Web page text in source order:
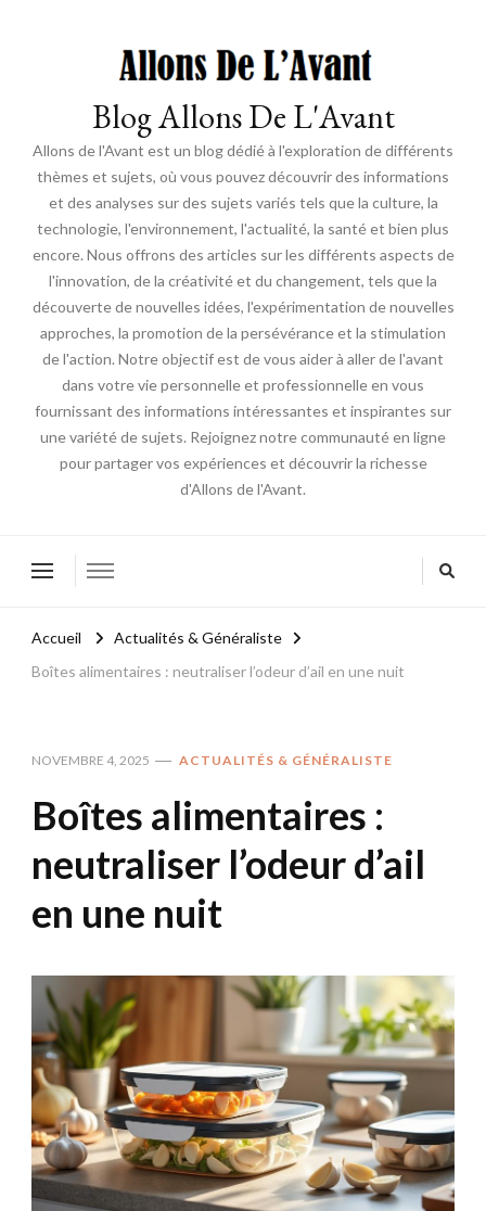
Blog Allons De L'Avant
Allons de l'Avant est un blog dédié à l'exploration de différents
thèmes et sujets, où vous pouvez découvrir des informations
et des analyses sur des sujets variés tels que la culture, la
technologie, l'environnement, l'actualité, la santé et bien plus
encore. Nous offrons des articles sur les différents aspects de
l'innovation, de la créativité et du changement, tels que la
découverte de nouvelles idées, l'expérimentation de nouvelles
approches, la promotion de la persévérance et la stimulation
de l'action. Notre objectif est de vous aider à aller de l'avant
dans votre vie personnelle et professionnelle en vous
fournissant des informations intéressantes et inspirantes sur
une variété de sujets. Rejoignez notre communauté en ligne
pour partager vos expériences et découvrir la richesse
d'Allons de l'Avant.
Accueil
Actualités & Généraliste
Boîtes alimentaires : neutraliser l’odeur d’ail en une nuit
NOVEMBRE 4, 2025 ACTUALITÉS & GÉNÉRALISTE
Boîtes alimentaires :
neutraliser l’odeur d’ail
en une nuit